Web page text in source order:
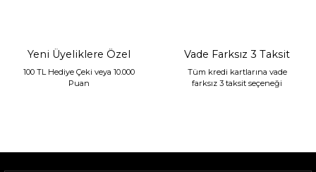
Yeni Üyeliklere Özel
100 TL Hediye Çeki veya 10.000
Puan
Vade Farksız 3 Taksit
Tüm kredi kartlarına vade
farksız 3 taksit seçeneği